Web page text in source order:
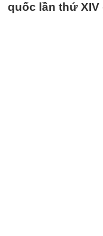
quốc lần thứ XIV